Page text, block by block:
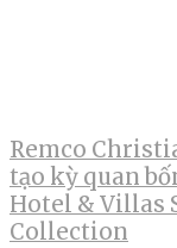
Remco
tạo kỳ quan
Hotel & Villas
Collection